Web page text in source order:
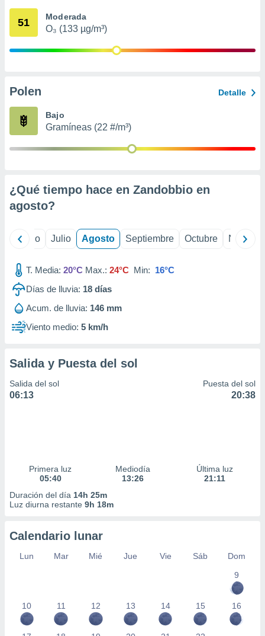
mediante
publicidad
de
51 Moderada
O₃ (133 µg/m³)
Polen Detalle
Bajo
Gramíneas (22 #/m³)
¿Qué tiempo hace en Zandobbio en
agosto?
Junio Julio Agosto Septiembre Octubre
T. Media: 20°C Max.: 24°C Min: 16°C
Días de lluvia: 18 días
Acum. de lluvia: 146 mm
Viento medio: 5 km/h
Salida y Puesta del sol
Salida del sol
06:13
Puesta del sol
20:38
Primera luz
05:40
Mediodía
13:26
Última luz
21:11
Duración del día 14h 25m
Luz diurna restante 9h 18m
Calendario lunar
Lun Mar Mié Jue Vie Sáb
Dom
9
10 11 12 13 14 15 16